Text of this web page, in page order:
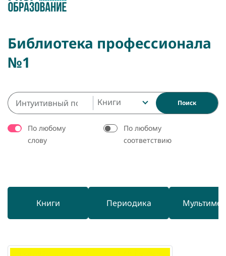
Библиотека профессионала
№1
Книги Поиск
По любому
слову
По любому
соответствию
Книги Периодика